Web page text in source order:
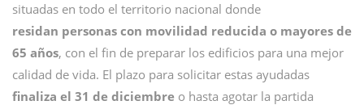
situadas en todo el territorio nacional donde
residan personas con movilidad reducida o mayores de
65 años, con el fin de preparar los edificios para una mejor
calidad de vida. El plazo para solicitar estas ayudadas
finaliza el 31 de diciembre o hasta agotar la partida